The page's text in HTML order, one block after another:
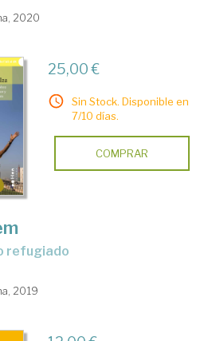
2020
25,00 €
Sin Stock. Disponible en
7/10 días.
COMPRAR
refugiado
2019